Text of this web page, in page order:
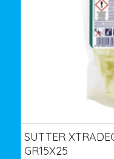
SUTTER
GR15X25